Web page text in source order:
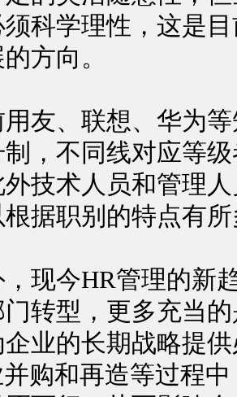
须科学理性，这是
方向。
、联想、华为等
，不同线对应等
技术人员和管理
根据职别的特点有
今HR管理的新
门转型，更多充当
业的长期战略提
购和再造等过程